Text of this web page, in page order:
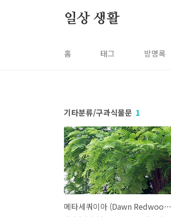
일상 생활
홈 태그 방명록
기타분류/구과식물문 1
메타세쿼이아 (Dawn Redwood, Metasequoia)